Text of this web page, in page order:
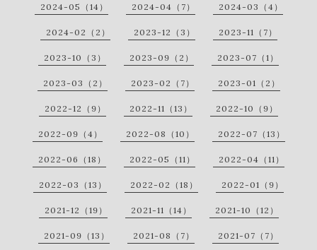
2024-05（14） 2024-04（7） 2024-03（4）
2024-02（2） 2023-12（3） 2023-11（7）
2023-10（3） 2023-09（2） 2023-07（1）
2023-03（2） 2023-02（7） 2023-01（2）
2022-12（9） 2022-11（13） 2022-10（9）
2022-09（4） 2022-08（10） 2022-07（13）
2022-06（18） 2022-05（11） 2022-04（11）
2022-03（13） 2022-02（18） 2022-01（9）
2021-12（19） 2021-11（14） 2021-10（12）
2021-09（13） 2021-08（7） 2021-07（7）